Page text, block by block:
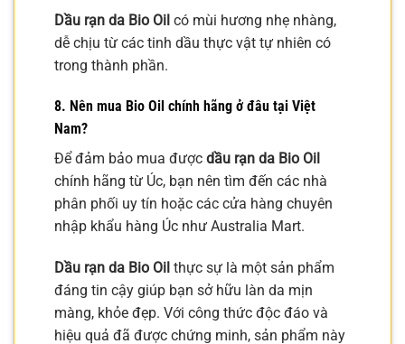
Dầu rạn da Bio Oil có mùi hương nhẹ nhàng,
dễ chịu từ các tinh dầu thực vật tự nhiên có
trong thành phần.
8. Nên mua Bio Oil chính hãng ở đâu tại Việt
Nam?
Để đảm bảo mua được dầu rạn da Bio Oil
chính hãng từ Úc, bạn nên tìm đến các nhà
phân phối uy tín hoặc các cửa hàng chuyên
nhập khẩu hàng Úc như Australia Mart.
Dầu rạn da Bio Oil thực sự là một sản phẩm
đáng tin cậy giúp bạn sở hữu làn da mịn
màng, khỏe đẹp. Với công thức độc đáo và
hiệu quả đã được chứng minh, sản phẩm này